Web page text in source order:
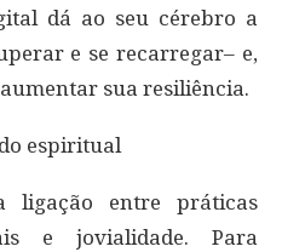
dá ao seu cérebro a
e se recarregar– e,
sua resiliência.
espiritual
ligação entre práticas
e jovialidade. Para